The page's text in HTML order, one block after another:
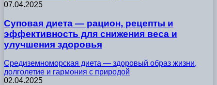
07.04.2025
Суповая диета — рацион, рецепты и
эффективность для снижения веса и
улучшения здоровья
Средиземноморская диета — здоровый образ жизни,
долголетие и гармония с природой
02.04.2025